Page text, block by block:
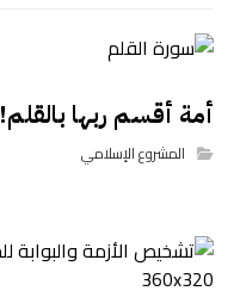
أمة أقسم ربها بالقلم!
المشروع الإسلامي